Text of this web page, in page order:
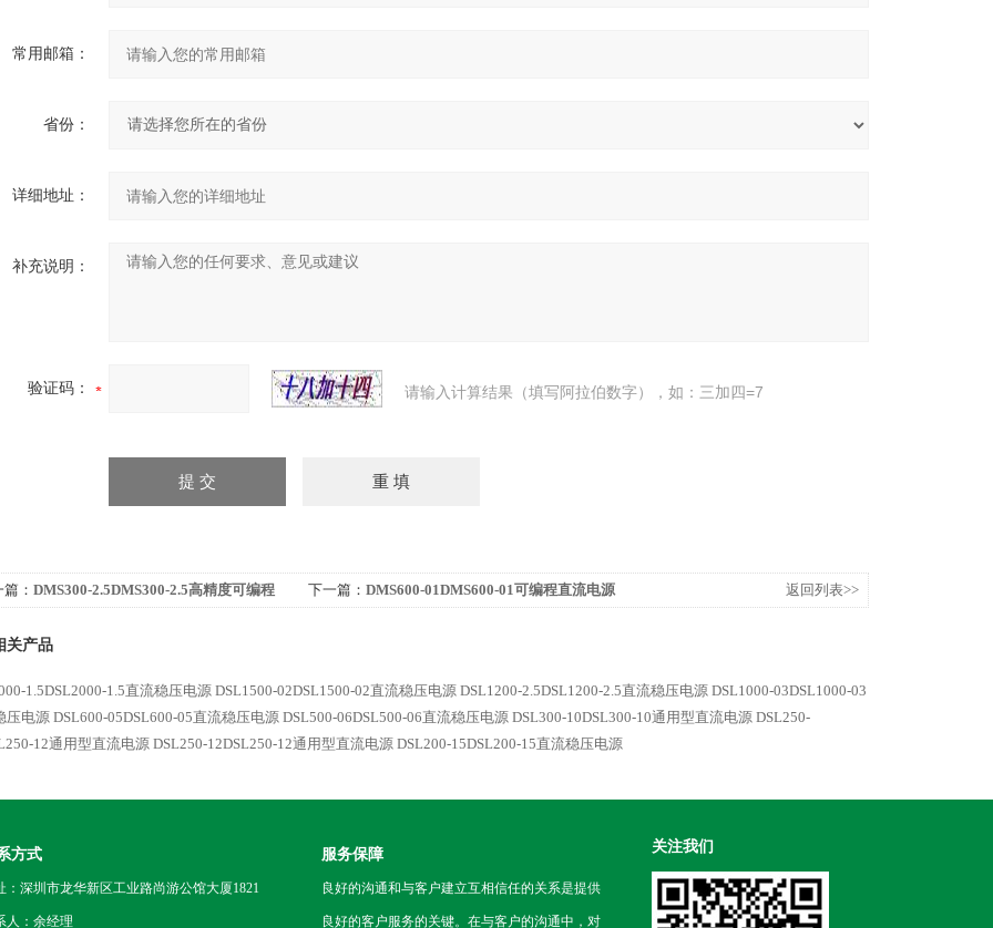
常用邮箱：
省份：
详细地址：
补充说明：
验证码： 请输入计算结果（填写阿拉伯数字），如：三加四=7
： DMS300-2.5DMS300-2.5高精度可编程
下一篇： DMS600-01DMS600-01可编程直流电源 返回列表>>
关产品
1.5DSL2000-1.5直流稳压电源 DSL1500-02DSL1500-02直流稳压电源 DSL1200-2.5DSL1200-2.5直流稳压电源 DSL1000-03DSL1000-03
压电源 DSL600-05DSL600-05直流稳压电源 DSL500-06DSL500-06直流稳压电源 DSL300-10DSL300-10通用型直流电源 DSL250-
12通用型直流电源 DSL250-12DSL250-12通用型直流电源 DSL200-15DSL200-15直流稳压电源
方式
：深圳市龙华新区工业路尚游公馆大厦1821
人：余经理
服务保障
良好的沟通和与客户建立互相信任的关系是提供
良好的客户服务的关键。在与客户的沟通中，对
关注我们